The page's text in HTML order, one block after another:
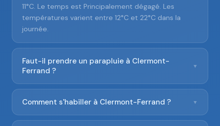
11°C. Le temps est Principalement dégagé. Les
températures varient entre 12°C et 22°C dans la
journée.
Faut-il prendre un parapluie à Clermont-
Ferrand ?
▼
Comment s'habiller à Clermont-Ferrand ? ▼